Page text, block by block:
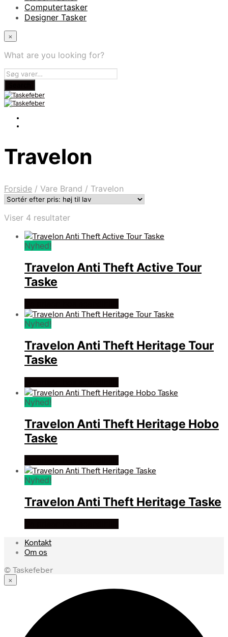
Computertasker
Designer Tasker
×
What are you looking for?
Travelon
Forside / Vare Brand / Travelon
Viser 4 resultaterSorteret
pris:
lav
Nyhed!
Travelon Anti Theft Active Tour
Taske
Nyhed!
Travelon Anti Theft Heritage Tour
Taske
Nyhed!
Travelon Anti Theft Heritage Hobo
Taske
Nyhed!
Travelon Anti Theft Heritage Taske
Kontakt
Om os
© Taskefeber
×